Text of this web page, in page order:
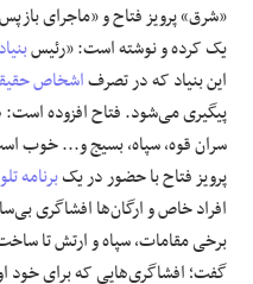
«شرق» پرویز فتاح و «ماجرای
یک کرده و نوشته است: «رئیس
این بنیاد که در تصرفاشخاص
پیگیری می‌شود. فتاح افزوده است:
سران قوه، سپاه، بسیج و... خوب
پرویز فتاح با حضور در یکبرنامه
افراد خاص و ارگان‌ها افشاگری
برخی مقامات، سپاه و ارتش تا
گفت؛ افشاگری‌هایی که برای خود